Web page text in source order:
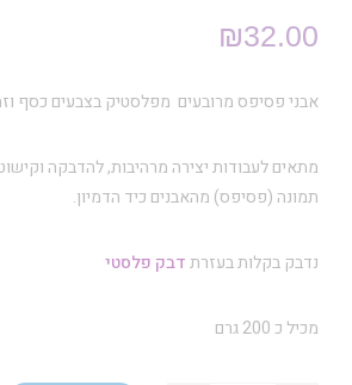
₪32.00
אבני פסיפס מרובעים מפלסטיק בצבעים כסף
מתאים לעבודות יצירה מרהיבות, להדבקה
תמונה (פסיפס) מהאבנים כיד הדמיון.
נדבק בקלות בעזרתדבק פלסטי
מכיל כ 200 גרם